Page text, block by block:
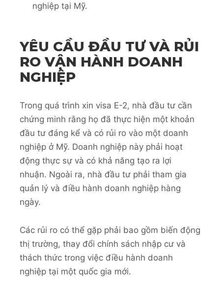
nghiệp tại Mỹ.
YÊU CẦU ĐẦU TƯ VÀ RỦI
RO VẬN HÀNH DOANH
NGHIỆP
Trong quá trình xin visa E-2, nhà đầu tư cần
chứng minh rằng họ đã thực hiện một khoản
đầu tư đáng kể và có rủi ro vào một doanh
nghiệp ở Mỹ. Doanh nghiệp này phải hoạt
động thực sự và có khả năng tạo ra lợi
nhuận. Ngoài ra, nhà đầu tư phải tham gia
quản lý và điều hành doanh nghiệp hàng
ngày.
Các rủi ro có thể gặp phải bao gồm biến động
thị trường, thay đổi chính sách nhập cư và
thách thức trong việc điều hành doanh
nghiệp tại một quốc gia mới.